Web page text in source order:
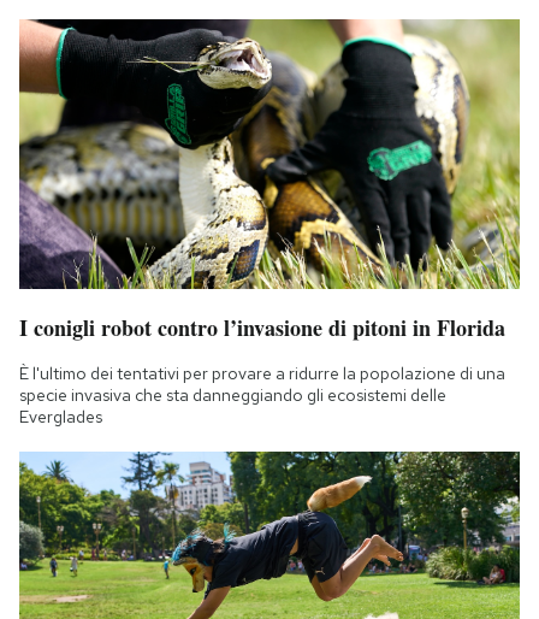
I conigli robot contro l’invasione di pitoni in Florida
È l'ultimo dei tentativi per provare a ridurre la popolazione di una
specie invasiva che sta danneggiando gli ecosistemi delle
Everglades